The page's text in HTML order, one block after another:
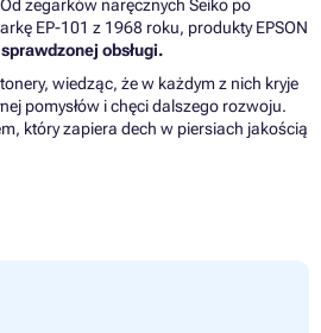
zegarków naręcznych Seiko po
EP-101 z 1968 roku, produkty EPSON
obsługi.
wiedząc, że w każdym z nich kryje
pomysłów i chęci dalszego rozwoju.
który zapiera dech w piersiach jakością